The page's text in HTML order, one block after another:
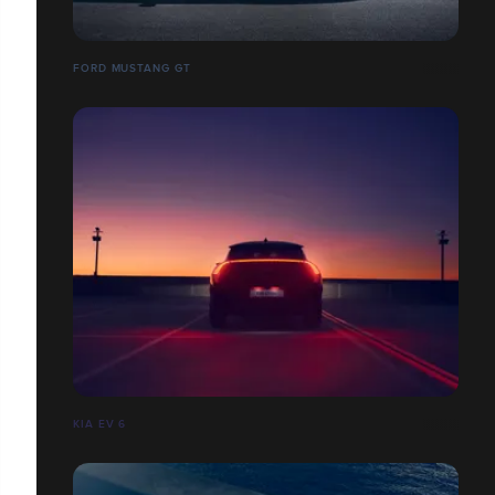
FORD MUSTANG GT
KIA EV 6